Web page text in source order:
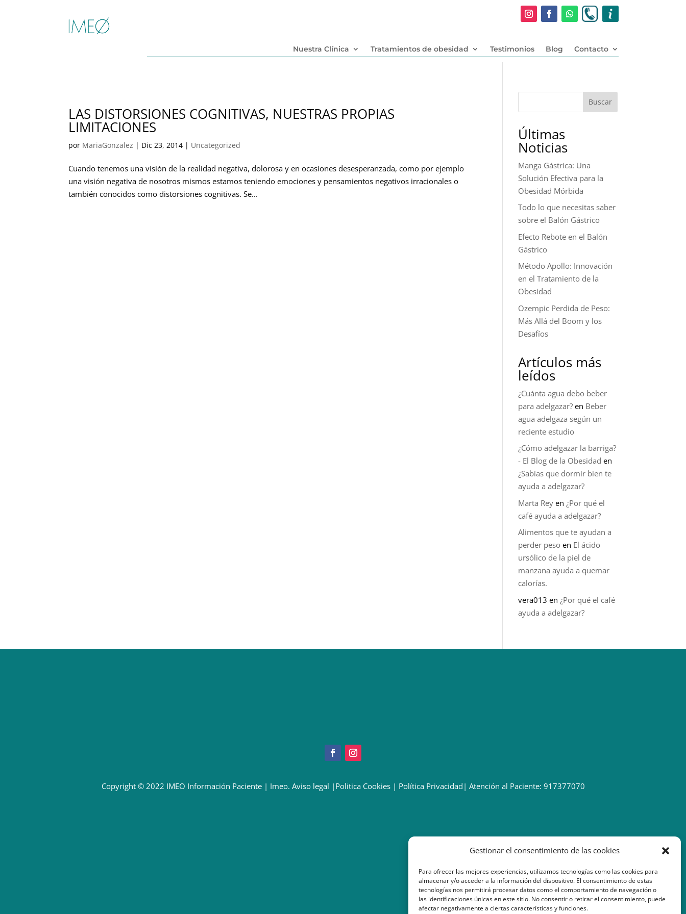
Gestionar el consentimiento de las cookies
Para ofrecer las mejores experiencias, utilizamos tecnologías como las cookies para
almacenar y/o acceder a la información del dispositivo. El consentimiento de estas
tecnologías nos permitirá procesar datos como el comportamiento de navegación o
las identificaciones únicas en este sitio. No consentir o retirar el consentimiento, puede
afectar negativamente a ciertas características y funciones.
Nuestra Clínica Tratamientos de obesidad Testimonios Blog Contacto
LAS DISTORSIONES COGNITIVAS, NUESTRAS PROPIAS
LIMITACIONES
por MariaGonzalez | Dic 23, 2014 | Uncategorized
Cuando tenemos una visión de la realidad negativa, dolorosa y en ocasiones desesperanzada, como por ejemplo
una visión negativa de nosotros mismos estamos teniendo emociones y pensamientos negativos irracionales o
también conocidos como distorsiones cognitivas. Se...
Buscar
Últimas
Noticias
Manga Gástrica: Una
Solución Efectiva para la
Obesidad Mórbida
Todo lo que necesitas saber
sobre el Balón Gástrico
Efecto Rebote en el Balón
Gástrico
Método Apollo: Innovación
en el Tratamiento de la
Obesidad
Ozempic Perdida de Peso:
Más Allá del Boom y los
Desafíos
Artículos más
leídos
¿Cuánta agua debo beber
para adelgazar? en Beber
agua adelgaza según un
reciente estudio
¿Cómo adelgazar la barriga?
- El Blog de la Obesidad en
¿Sabías que dormir bien te
ayuda a adelgazar?
Marta Rey en ¿Por qué el
café ayuda a adelgazar?
Alimentos que te ayudan a
perder peso en El ácido
ursólico de la piel de
manzana ayuda a quemar
calorías.
vera013 en ¿Por qué el café
ayuda a adelgazar?
Copyright © 2022 IMEO Información Paciente| Imeo. Aviso legal | Politica Cookies| Política Privacidad | Atención al Paciente: 917377070